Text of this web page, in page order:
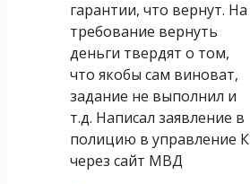
гарантии, что вернут. На
требование вернуть
деньги твердят о том,
что якобы сам виноват,
задание не выполнил и
т.д. Написал заявление в
полицию в управление К
через сайт МВД